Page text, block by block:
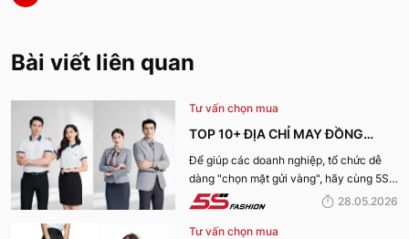
Bài viết liên quan
Tư vấn chọn mua
TOP 10+ ĐỊA CHỈ MAY ĐỒNG
PHỤC CÔNG TY ĐẸP, UY TÍN
NHẤT HIỆN NAY
Để giúp các doanh nghiệp, tổ chức dễ
dàng "chọn mặt gửi vàng", hãy cùng 5S
Fashion tìm hiểu những địa chỉ may đồng
được nhiều đánh giá tích cực nhất hiện
28.05.2026
Tư vấn chọn mua